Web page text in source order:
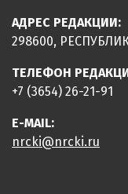
АДРЕС РЕДАКЦИИ:
298600,
ТЕЛЕФОН
+7 (3654) 26-21-91
E-MAIL:
nrcki@nrcki.ru